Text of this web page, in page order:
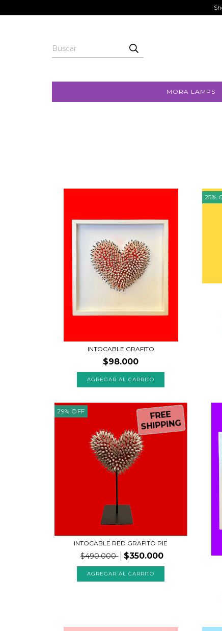
MORA LAMPS
INTOCABLE GRAFITO
$98.000
AGREGAR AL CARRITO
25%
29% OFF FREE
SHIPPING
INTOCABLE RED GRAFITO PIE
$490.000 $350.000